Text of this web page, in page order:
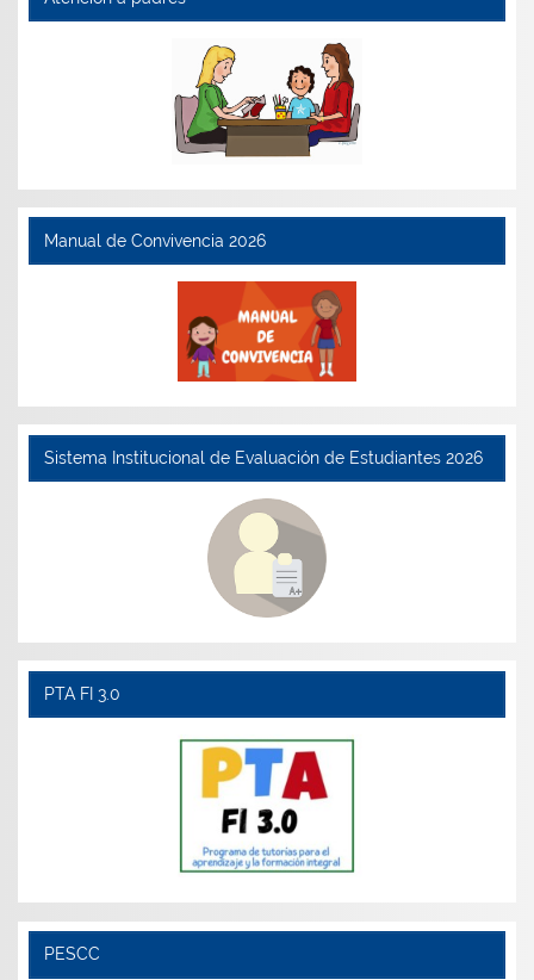
Manual de Convivencia 2026
Sistema Institucional de Evaluación de Estudiantes 2026
PTA FI 3.0
PESCC